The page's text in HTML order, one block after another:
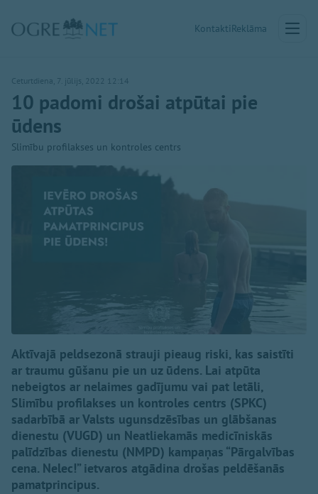
KontaktiReklāma
Ceturtdiena, 7. jūlijs, 2022 12:14
10 padomi drošai atpūtai pie
ūdens
Slimību profilakses un kontroles centrs
Aktīvajā peldsezonā strauji pieaug riski, kas saistīti
ar traumu gūšanu pie un uz ūdens. Lai atpūta
nebeigtos ar nelaimes gadījumu vai pat letāli,
Slimību profilakses un kontroles centrs (SPKC)
sadarbībā ar Valsts ugunsdzēsības un glābšanas
dienestu (VUGD) un Neatliekamās medicīniskās
palīdzības dienestu (NMPD) kampaņas “Pārgalvības
cena. Nelec!” ietvaros atgādina drošas peldēšanās
pamatprincipus.